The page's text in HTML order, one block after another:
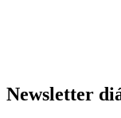
Newsletter